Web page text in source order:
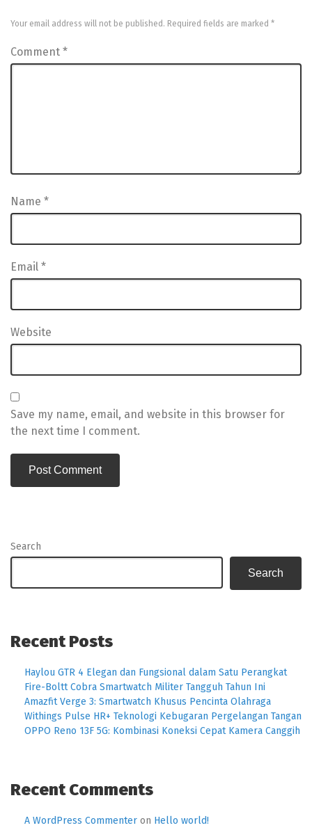
Your email address will not be published. Required fields are marked *
Comment *
Name *
Email *
Website
Save my name, email, and website in this browser for
the next time I comment.
Search
Search
Recent Posts
Haylou GTR 4 Elegan dan Fungsional dalam Satu Perangkat
Fire-Boltt Cobra Smartwatch Militer Tangguh Tahun Ini
Amazfit Verge 3: Smartwatch Khusus Pencinta Olahraga
Withings Pulse HR+ Teknologi Kebugaran Pergelangan Tangan
OPPO Reno 13F 5G: Kombinasi Koneksi Cepat Kamera Canggih
Recent Comments
A WordPress Commenter on Hello world!